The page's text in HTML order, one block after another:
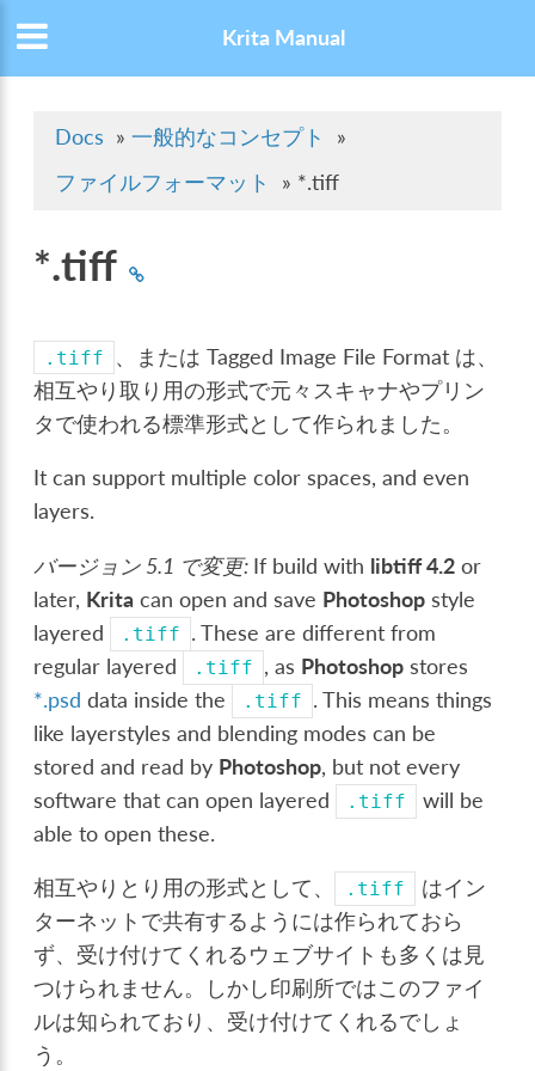
Krita Manual
Docs » 一般的なコンセプト
»
ファイルフォーマット
» *.tiff
*.tiff
.tiff
、または Tagged Image File Format は、
相互やり取り用の形式で元々スキャナやプリン
タで使われる標準形式として作られました。
It can support multiple color spaces, and even
layers.
バージョン 5.1 で変更: If build with libtiff 4.2 or
later, Krita can open and save Photoshop style
layered
.tiff . These are different from
regular layered
.tiff , as Photoshop stores
*.psd data inside the .tiff . This means things
like layerstyles and blending modes can be
stored and read by Photoshop, but not every
software that can open layered
.tiff
will be
able to open these.
相互やりとり用の形式として、 .tiff
はイン
ターネットで共有するようには作られておら
ず、受け付けてくれるウェブサイトも多くは見
つけられません。しかし印刷所ではこのファイ
ルは知られており、受け付けてくれるでしょ
う。